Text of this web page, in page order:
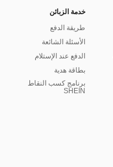
خدمة الزبائن
طريقة الدفع
الأسئلة الشائعة
الدفع عند الإستلام
بطاقة هدية
برنامج كسب النقاط
SHEIN